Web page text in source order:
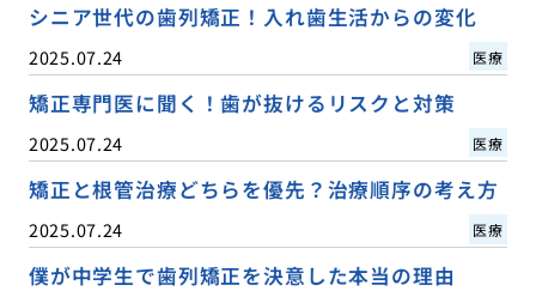
シニア世代の歯列矯正！入れ歯生活からの変化
2025.07.24 医療
矯正専門医に聞く！歯が抜けるリスクと対策
2025.07.24 医療
矯正と根管治療どちらを優先？治療順序の考え方
2025.07.24 医療
僕が中学生で歯列矯正を決意した本当の理由